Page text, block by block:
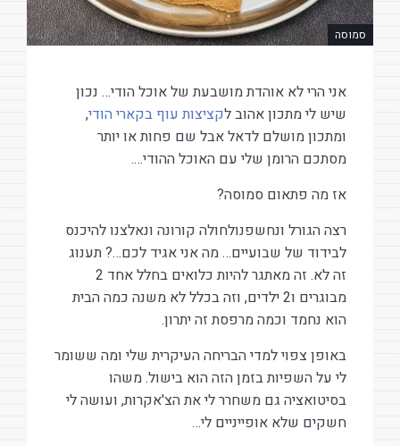
סמוסה
אני הרי לא אוהדת מושבעת של אוכל הודי… נכון
שיש לי מתכון אהוב לקציצות עוף בקארי הודי,
ומתכון מושלם לדאל אבל שם פחות או יותר
מסתכם הרומן שלי עם האוכל ההודי….
אז מה פתאום סמוסה?
רצה הגורל ונחשפנולחולה קורונה ונאלצנו להיכנס
לבידוד של שבועיים… מה אני אגיד לכם…? תענוג
זה לא. זה מאתגר להיות כלואים בחלל אחד 2
מבוגרים ו2 ילדים, וזה בכלל לא משנה כמה הבית
הוא נחמד וכמה מרפסת זה יתרון.
באופן צפוי למדי הבריחה העיקרית שלי ומה ששומר
לי על השפיות בזמן הזה הוא בישול. משהו
בסיטואציה גם משחרר לי את הצ'אקרות, ועושה לי
חשקים שלא אופייניים לי…